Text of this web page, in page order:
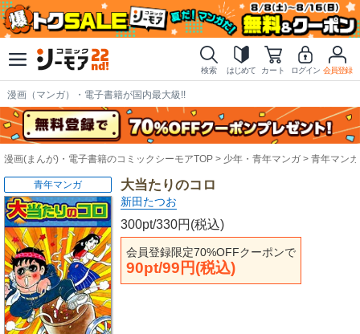
検索 はじめて カート ログイン 会員登録
漫画（マンガ）・電子書籍が国内最大級!!
漫画(まんが)・電子書籍のコミックシーモアTOP 少年・青年マンガ 青年マンガ
大当たりのコロ
新田たつお
300pt/330円(税込)
会員登録限定70%OFFクーポンで
90pt/99円(税込)
青年マンガ